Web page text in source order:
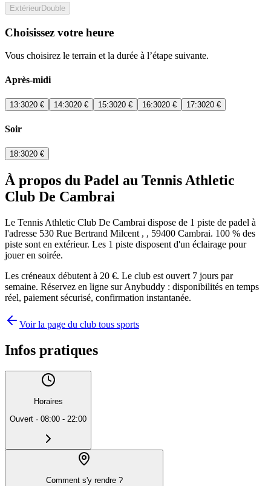
ExtérieurDouble
Choisissez votre heure
Vous choisirez le terrain et la durée à l’étape suivante.
Après-midi
13:3020 € 14:3020 € 15:3020 € 16:3020 € 17:3020 €
Soir
18:3020 €
À propos du Padel au Tennis Athletic
Club De Cambrai
Le Tennis Athletic Club De Cambrai dispose de 1 piste de padel à
l'adresse 530 Rue Bertrand Milcent , , 59400 Cambrai. 100 % des
piste sont en extérieur. Les 1 piste disposent d'un éclairage pour
jouer en soirée.
Les créneaux débutent à 20 €. Le club est ouvert 7 jours par
semaine. Réservez en ligne sur Anybuddy : disponibilités en temps
réel, paiement sécurisé, confirmation instantanée.
Voir la page du club tous sports
Infos pratiques
Horaires
Ouvert · 08:00 - 22:00
Comment s'y rendre ?